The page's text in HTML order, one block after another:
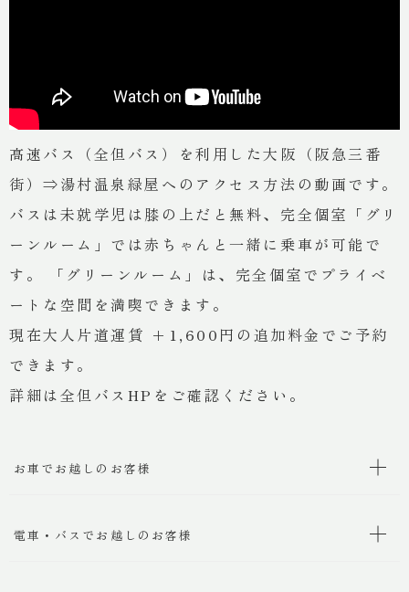
高速バス（全但バス）を利用した大阪（阪急三番
街）⇒湯村温泉緑屋へのアクセス方法の動画です。
バスは未就学児は膝の上だと無料、完全個室「グリ
ーンルーム」では赤ちゃんと一緒に乗車が可能で
す。 「グリーンルーム」は、完全個室でプライベ
ートな空間を満喫できます。
現在大人片道運賃 +1,600円の追加料金でご予約
できます。
詳細は全但バスHP をご確認ください。
お車でお越しのお客様
電車・バスでお越しのお客様